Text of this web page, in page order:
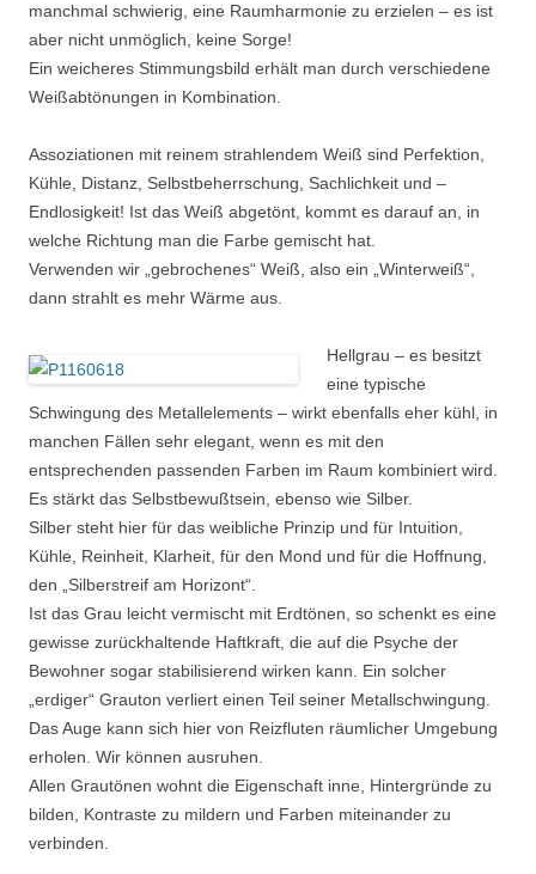
manchmal schwierig, eine Raumharmonie zu erzielen – es ist
aber nicht unmöglich, keine Sorge!
Ein weicheres Stimmungsbild erhält man durch verschiedene
Weißabtönungen in Kombination.
Assoziationen mit reinem strahlendem Weiß sind Perfektion,
Kühle, Distanz, Selbstbeherrschung, Sachlichkeit und –
Endlosigkeit! Ist das Weiß abgetönt, kommt es darauf an, in
welche Richtung man die Farbe gemischt hat.
Verwenden wir „gebrochenes“ Weiß, also ein „Winterweiß“,
dann strahlt es mehr Wärme aus.
Hellgrau – es besitzt
eine typische
Schwingung des Metallelements – wirkt ebenfalls eher kühl, in
manchen Fällen sehr elegant, wenn es mit den
entsprechenden passenden Farben im Raum kombiniert wird.
Es stärkt das Selbstbewußtsein, ebenso wie Silber.
Silber steht hier für das weibliche Prinzip und für Intuition,
Kühle, Reinheit, Klarheit, für den Mond und für die Hoffnung,
den „Silberstreif am Horizont“.
Ist das Grau leicht vermischt mit Erdtönen, so schenkt es eine
gewisse zurückhaltende Haftkraft, die auf die Psyche der
Bewohner sogar stabilisierend wirken kann. Ein solcher
„erdiger“ Grauton verliert einen Teil seiner Metallschwingung.
Das Auge kann sich hier von Reizfluten räumlicher Umgebung
erholen. Wir können ausruhen.
Allen Grautönen wohnt die Eigenschaft inne, Hintergründe zu
bilden, Kontraste zu mildern und Farben miteinander zu
verbinden.